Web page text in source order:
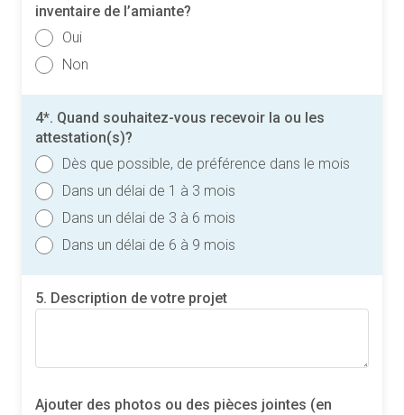
inventaire de l’amiante?
Oui
Non
4*. Quand souhaitez-vous recevoir la ou les
attestation(s)?
Dès que possible, de préférence dans le mois
Dans un délai de 1 à 3 mois
Dans un délai de 3 à 6 mois
Dans un délai de 6 à 9 mois
5. Description de votre projet
Ajouter des photos ou des pièces jointes (en